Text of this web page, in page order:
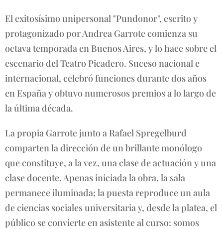
El exitosísimo unipersonal "Pundonor", escrito y
protagonizado por Andrea Garrote comienza su
octava temporada en Buenos Aires, y lo hace sobre el
escenario del Teatro Picadero. Suceso nacional e
internacional, celebró funciones durante dos años
en España y obtuvo numerosos premios a lo largo de
la última década.
La propia Garrote junto a Rafael Spregelburd
comparten la dirección de un brillante monólogo
que constituye, a la vez, una clase de actuación y una
clase docente. Apenas iniciada la obra, la sala
permanece iluminada; la puesta reproduce un aula
de ciencias sociales universitaria y, desde la platea, el
público se convierte en asistente al curso: somos